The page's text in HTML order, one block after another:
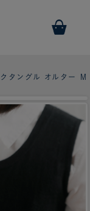
タングル オルター M